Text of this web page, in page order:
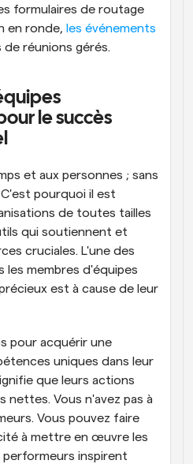
formulaires de routage
en ronde, les événements
de réunions gérés.
le succès
et aux personnes ; sans
C'est pourquoi il est
de toutes tailles
qui soutiennent et
cruciales. L'une des
les membres d'équipes
est à cause de leur
pour acquérir une
uniques dans leur
que leurs actions
nettes. Vous n'avez pas à
Vous pouvez faire
à mettre en œuvre les
performeurs inspirent